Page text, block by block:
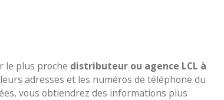
le plus proche distributeur ou agence LCL à
adresses et les numéros de téléphone du
vous obtiendrez des informations plus